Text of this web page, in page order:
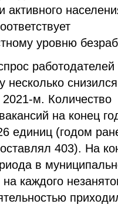
активного
уровню
работодателей
несколько
м. Количество
на конец
единиц (годом
403). На
в
каждого